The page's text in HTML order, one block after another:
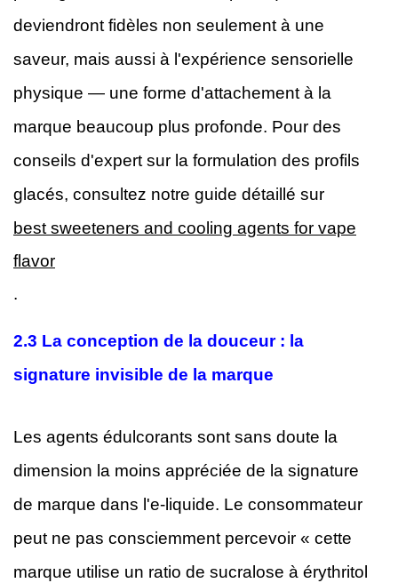
deviendront fidèles non seulement à une
saveur, mais aussi à l'expérience sensorielle
physique — une forme d'attachement à la
marque beaucoup plus profonde. Pour des
conseils d'expert sur la formulation des profils
glacés, consultez notre guide détaillé sur
best sweeteners and cooling agents for vape
flavor
.
2.3 La conception de la douceur : la
signature invisible de la marque
Les agents édulcorants sont sans doute la
dimension la moins appréciée de la signature
de marque dans l'e-liquide. Le consommateur
peut ne pas consciemment percevoir « cette
marque utilise un ratio de sucralose à érythritol